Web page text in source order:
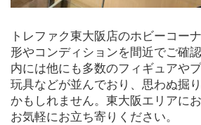
トレファク東大阪店のホビーコー
形やコンディションを間近でご確
内には他にも多数のフィギュアや
玩具などが並んでおり、思わぬ掘
かもしれません。東大阪エリアに
お気軽にお立ち寄りください。